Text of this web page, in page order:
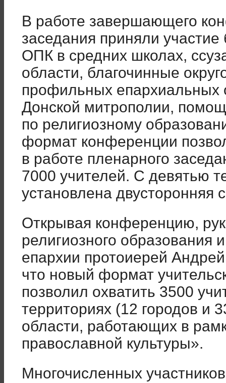
В работе завершающего
заседания приняли
ОПК в средних школах,
области, благочинные
профильных епархиальных
Донской митрополии,
по религиозному
формат конференции
в работе пленарного
7000 учителей. С девятью
установлена двусторонняя
Открывая конференцию,
религиозного образования
епархии протоиерей
что новый формат
позволил охватить 3500
территориях (12 городов и
области, работающих в
православной культуры».
Многочисленных